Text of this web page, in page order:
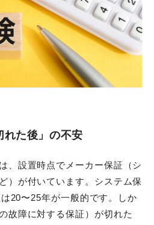
れた後」の不安
、設置時点でメーカー保証（シ
）が付いています。システム保
20〜25年が一般的です。しか
故障に対する保証）が切れた